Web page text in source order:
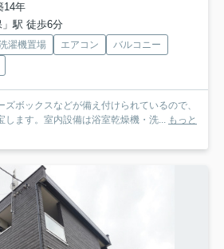
14年
駅 徒歩6分
濯機置場 エアコン
バルコニー
ボックスなどが備え付けられているので、
します。室内設備は浴室乾燥機・洗... もっと